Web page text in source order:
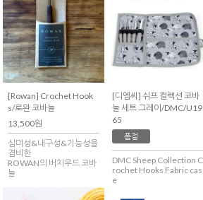
[Rowan] Crochet Hook
s/로완 코바늘
13,500원
심미성&내구성&기능성을
겸비한
ROWAN의 버치우드 코바
늘
[디엠씨] 쉬프 컬렉션 코바
늘 세트 그레이/DMC/U19
65
품절
DMC Sheep Collection C
rochet Hooks Fabric cas
e